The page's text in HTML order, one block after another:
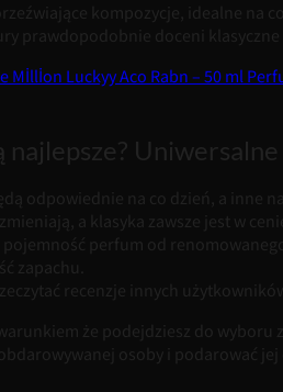
kompozycje, idealne na
prawdopodobnie doceni
Mİllİon Luckyy Aco Rabn – 50 ml
odpowiednie na co dzień, a inne
zmieniają, a klasyka zawsze jest w
perfum od
zapachu.
recenzje innych
że podejdziesz do
osoby i podarować